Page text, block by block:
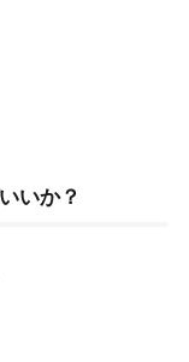
いか？